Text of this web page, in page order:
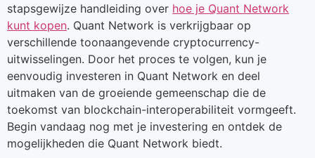
stapsgewijze handleiding over hoe je Quant Network
kunt kopen. Quant Network is verkrijgbaar op
verschillende toonaangevende cryptocurrency-
uitwisselingen. Door het proces te volgen, kun je
eenvoudig investeren in Quant Network en deel
uitmaken van de groeiende gemeenschap die de
toekomst van blockchain-interoperabiliteit vormgeeft.
Begin vandaag nog met je investering en ontdek de
mogelijkheden die Quant Network biedt.